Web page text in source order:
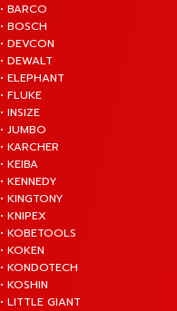
• BARCO
• BOSCH
• DEVCON
• DEWALT
• ELEPHANT
• FLUKE
• INSIZE
• JUMBO
• KARCHER
• KEIBA
• KENNEDY
• KINGTONY
• KNIPEX
• KOBETOOLS
• KOKEN
• KONDOTECH
• KOSHIN
• LITTLE GIANT